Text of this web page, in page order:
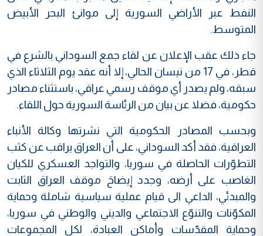
النفط عبر الأراضي السورية إلى موانئ البحر الأبيض
المتوسط.
جاء ذلك عقب الإعلان عن لقاء جمع السوداني بالشرع في
قطر، في 17 من نيسان الحالي، إلا أنه عقد يوم الثلاثاء الذي
سبقه، ولم يصدر أي موقف رسمي عراقي، باستثناء مصادر
حكومية، فضلا عن بيان من الرئاسة السورية حول اللقاء.
وبحسب المصادر الحكومية التي نشرتها وكالة الأنباء
العراقية، فقد أكد السوداني، على أن العراق يراقب عن كثب
التطوّرات الحاصلة في سوريا، والتواجد العسكري للكيان
الغاصب على أرضه، وجدد إيضاحَ موقف العراق الثابت
والمبدئي، الداعي الى قيام عملية سياسية شاملة وحماية
المكوّنات والتنوّع الاجتماعي والديني والوطني في سوريا،
وحماية المقدّسات وأماكن العبادة، لكل المجموعات